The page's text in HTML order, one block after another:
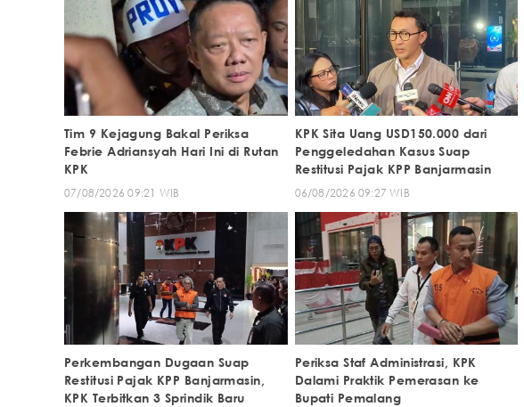
Tim 9 Kejagung Bakal Periksa
Febrie Adriansyah Hari Ini di Rutan
KPK
07/08/2026 09:21 WIB
KPK Sita Uang USD150.000 dari
Penggeledahan Kasus Suap
Restitusi Pajak KPP Banjarmasin
06/08/2026 09:27 WIB
Perkembangan Dugaan Suap
Restitusi Pajak KPP Banjarmasin,
KPK Terbitkan 3 Sprindik Baru
Periksa Staf Administrasi, KPK
Dalami Praktik Pemerasan ke
Bupati Pemalang